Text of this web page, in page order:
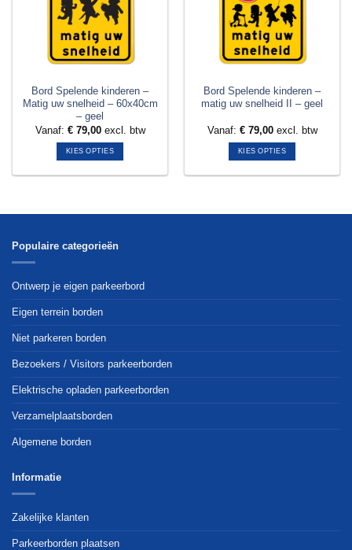
Bord Spelende kinderen –
Matig uw snelheid – 60x40cm
– geel
Vanaf: €79,00excl. btw
KIES OPTIES
meerdere
Deze
gekozen
worden
de
Bord Spelende kinderen –
matig uw snelheid II – geel
Vanaf: €79,00excl. btw
KIES OPTIES
meerdere
Populaire categorieën
Ontwerp je eigen parkeerbord
Eigen terrein borden
Niet parkeren borden
Bezoekers / Visitors parkeerborden
Elektrische opladen parkeerborden
Verzamelplaatsborden
Algemene borden
Informatie
Zakelijke klanten
Parkeerborden plaatsen